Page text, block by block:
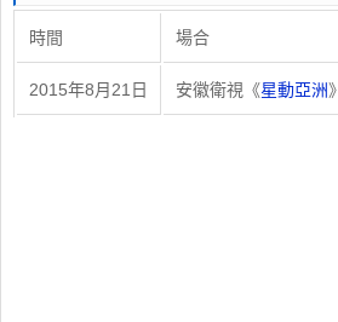
時間 場合
2015年8月21日 安徽衛視《星動亞洲》